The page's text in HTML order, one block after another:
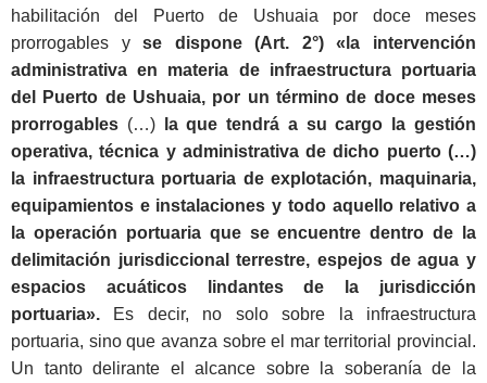
habilitación del Puerto de Ushuaia por doce meses
prorrogables yse dispone (Art. 2°) «la intervención
administrativa en materia de infraestructura portuaria
del Puerto de Ushuaia, por un término de doce meses
prorrogables (…)
la que tendrá a su cargo la gestión
operativa, técnica y administrativa de dicho puerto (…)
la infraestructura portuaria de explotación, maquinaria,
equipamientos e instalaciones y todo aquello relativo a
la operación portuaria que se encuentre dentro de la
delimitación jurisdiccional terrestre, espejos de agua y
espacios acuáticos lindantes de la jurisdicción
portuaria». Es decir, no solo sobre la infraestructura
portuaria, sino que avanza sobre el mar territorial provincial.
Un tanto delirante el alcance sobre la soberanía de la